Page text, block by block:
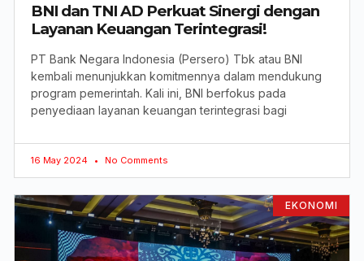
BNI dan TNI AD Perkuat Sinergi dengan
Layanan Keuangan Terintegrasi!
PT Bank Negara Indonesia (Persero) Tbk atau BNI
kembali menunjukkan komitmennya dalam mendukung
program pemerintah. Kali ini, BNI berfokus pada
penyediaan layanan keuangan terintegrasi bagi
16 May 2024 No Comments
EKONOMI